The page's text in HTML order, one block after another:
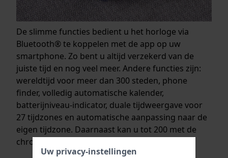
De slimme functies bedient u het horloge via
Bluetooth® te koppelen met de app op uw
smartphone. Zo bent u altijd verzekerd van de
juiste tijd en nog veel meer. Andere functies zijn:
wereldtijd voor meer dan 300 steden, phone
finder, volledig automatische kalender,
batterijniveau-indicator, duale tijdweergave voor
27 tijdzones en automatische aanpassing naar de
eigen tijdzone. Daarnaast kan u tot 200 met de
chronograaf gemeten rondetijden opslaan.
Uw privacy-instellingen